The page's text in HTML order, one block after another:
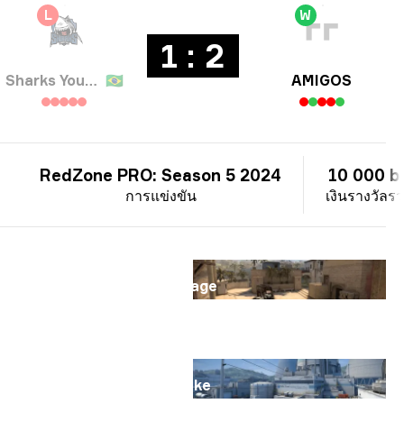
L
Sharks Youngsters 🇧🇷
1 : 2
W
AMIGOS
การแข่งขัน
RedZone PRO: Season 5 2024
เงินรางวัลร
10 000
Mirage
Nuke